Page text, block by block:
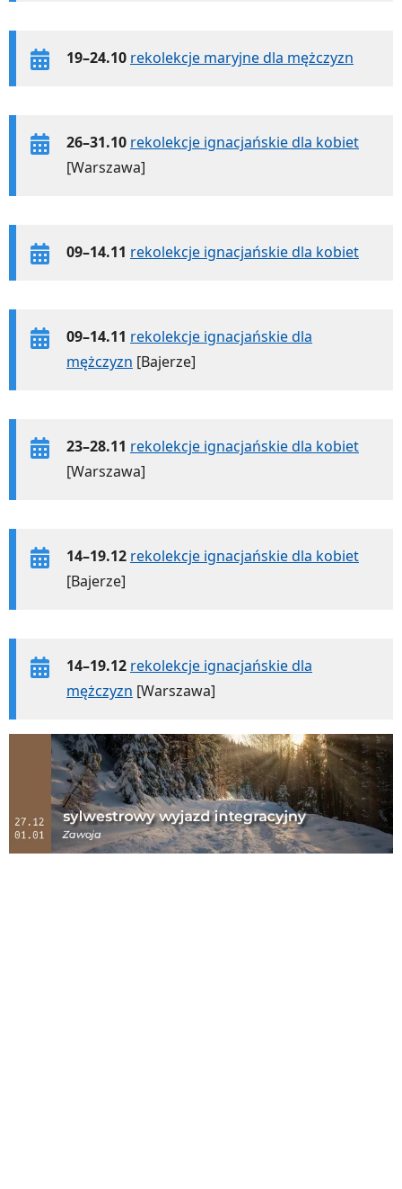
19–24.10 rekolekcje maryjne dla mężczyzn
26–31.10 rekolekcje ignacjańskie dla kobiet
[Warszawa]
09–14.11 rekolekcje ignacjańskie dla kobiet
09–14.11 rekolekcje ignacjańskie dla
mężczyzn [Bajerze]
23–28.11 rekolekcje ignacjańskie dla kobiet
[Warszawa]
14–19.12 rekolekcje ignacjańskie dla kobiet
[Bajerze]
14–19.12 rekolekcje ignacjańskie dla
mężczyzn [Warszawa]